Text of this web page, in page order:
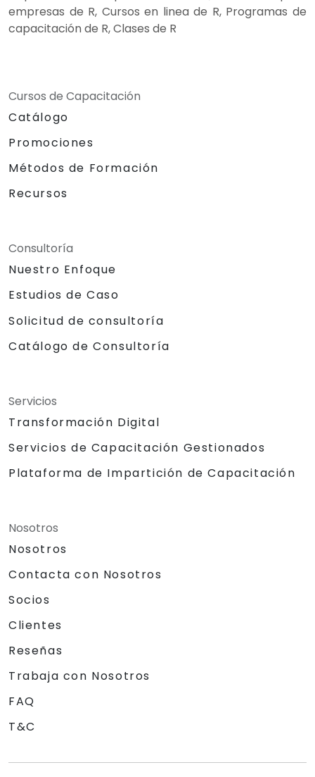
empresas de R, Cursos en linea de R, Programas de
capacitación de R, Clases de R
Cursos de Capacitación
Catálogo
Promociones
Métodos de Formación
Recursos
Consultoría
Nuestro Enfoque
Estudios de Caso
Solicitud de consultoría
Catálogo de Consultoría
Servicios
Transformación Digital
Servicios de Capacitación Gestionados
Plataforma de Impartición de Capacitación
Nosotros
Nosotros
Contacta con Nosotros
Socios
Clientes
Reseñas
Trabaja con Nosotros
FAQ
T&C